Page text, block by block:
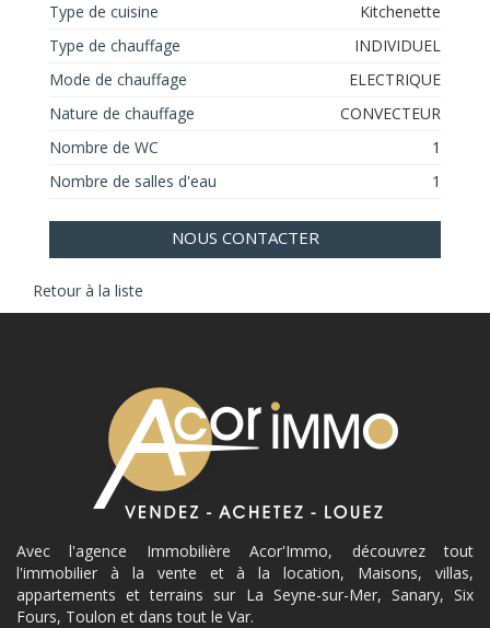
Type de cuisine
Kitchenette
Type de chauffage
INDIVIDUEL
Mode de chauffage
ELECTRIQUE
Nature de chauffage
CONVECTEUR
Nombre de WC
1
Nombre de salles d'eau
1
NOUS CONTACTER
Retour à la liste
Avec l'agence Immobilière Acor'Immo, découvrez tout
l'immobilier à la vente et à la location, Maisons, villas,
appartements et terrains sur La Seyne-sur-Mer, Sanary, Six
Fours, Toulon et dans tout le Var.